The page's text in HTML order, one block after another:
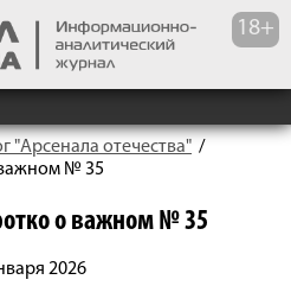
"Арсенала отечества" /
№ 35
о важном № 35
2026